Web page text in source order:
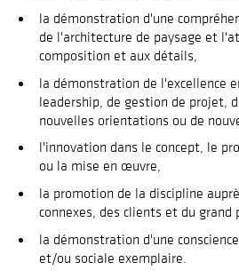
la démonstration d'une
de l'architecture de paysage et
composition et aux détails,
la démonstration de l'excellence
leadership, de gestion de projet,
nouvelles orientations ou de
l'innovation dans le concept, le
ou la mise en œuvre,
la promotion de la discipline
connexes, des clients et du grand
la démonstration d'une
et/ou sociale exemplaire.